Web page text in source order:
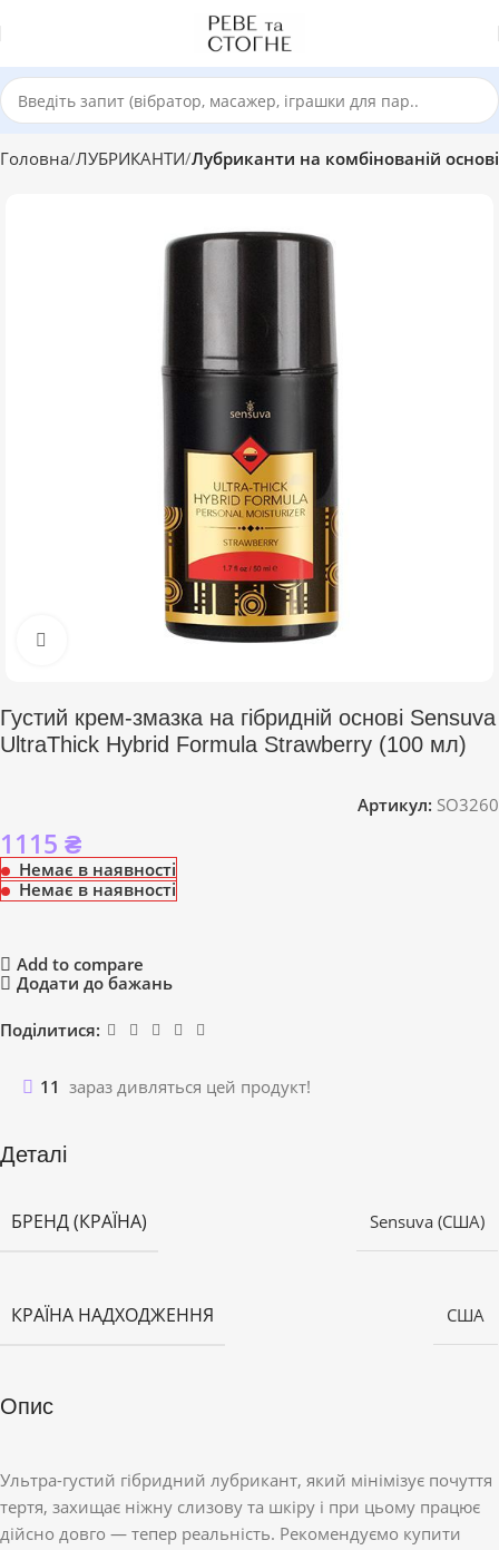
Головна ЛУБРИКАНТИ Лубриканти на комбінованій основі
Click to enlarge
Густий крем-змазка на гібридній основі Sensuva
UltraThick Hybrid Formula Strawberry (100 мл)
Артикул: SO3260
1115 ₴
Немає в наявності
Немає в наявності
Add to compare
Додати до бажань
Поділитися:
11 зараз дивляться цей продукт!
Деталі
БРЕНД (КРАЇНА) Sensuva (США)
КРАЇНА НАДХОДЖЕННЯ США
Опис
Ультра-густий гібридний лубрикант, який мінімізує почуття
тертя, захищає ніжну слизову та шкіру і при цьому працює
дійсно довго — тепер реальність. Рекомендуємо купити